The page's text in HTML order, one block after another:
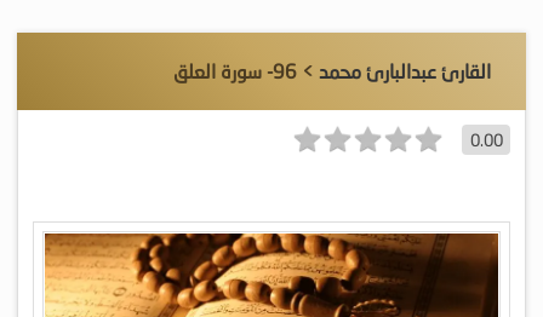
القارئ عبدالبارئ محمد > 96- سورة العلق
0.00